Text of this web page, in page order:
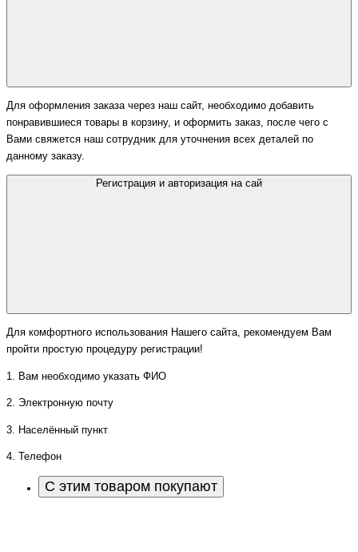
Для оформления заказа через наш сайт, необходимо добавить
понравившиеся товары в корзину, и оформить заказ, после чего с
Вами свяжется наш сотрудник для уточнения всех деталей по
данному заказу.
Регистрация и авторизация на сай
Для комфортного использования Нашего сайта, рекомендуем Вам
пройти простую процедуру регистрации!
1. Вам необходимо указать ФИО
2. Электронную почту
3. Населённый пункт
4. Телефон
С этим товаром покупают